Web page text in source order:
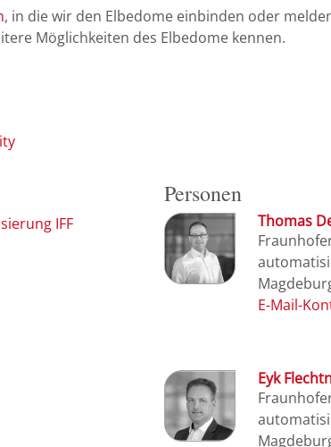
, in die wir den Elbedome einbinden oder
Möglichkeiten des Elbedome kennen.
IFF
Personen
Thomas
Eyk